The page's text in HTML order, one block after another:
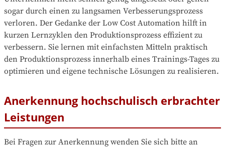
sogar durch einen zu langsamen Verbesserungsprozess
verloren. Der Gedanke der Low Cost Automation hilft in
kurzen Lernzyklen den Produktionsprozess effizient zu
verbessern. Sie lernen mit einfachsten Mitteln praktisch
den Produktionsprozess innerhalb eines Trainings-Tages zu
optimieren und eigene technische Lösungen zu realisieren.
Anerkennung hochschulisch erbrachter
Leistungen
Bei Fragen zur Anerkennung wenden Sie sich bitte an